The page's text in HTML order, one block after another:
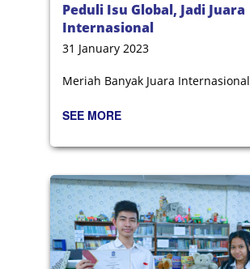
Peduli Isu Global, Jadi Juara
Internasional
31 January 2023
Meriah Banyak Juara Internasional
SEE MORE